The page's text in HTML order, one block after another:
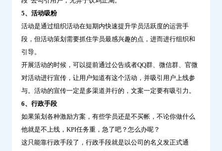
5、活动吸粉
活动是通过组织活动在短期内快速提升学员活跃度的运营手
段，但活动策划需要抓住学员最感兴趣的点，进而进行组织和
引导。
开展活动的时候，可以提前通过公告或者QQ群、微信群、官微
对活动进行宣传，让用户知道有这个活动，并吸引用户上线参
与。活动的宣传一定是多渠道并行的，文案一定要有吸引力。
6、行政手段
如果策划各种激励方案，有些学员还是不买帐，不论你做什么
他就是不上线，KPI任务重，急了吧？怎么办呢？
这只能靠行政手段了，行政手段就是以公司的名义发正式通